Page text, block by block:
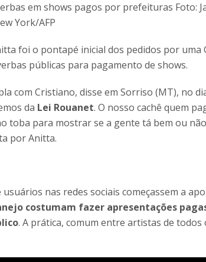
em shows pagos por prefeituras Foto:
York/AFP
foi o pontapé inicial dos pedidos por uma
públicas para pagamento de shows.
com Cristiano, disse em Sorriso (MT), no
da Lei Rouanet. O nosso cachê quem
toba para mostrar se a gente tá bem ou
por Anitta.
usuários nas redes sociais começassem a
costumam fazer apresentações
. A prática, comum entre artistas de